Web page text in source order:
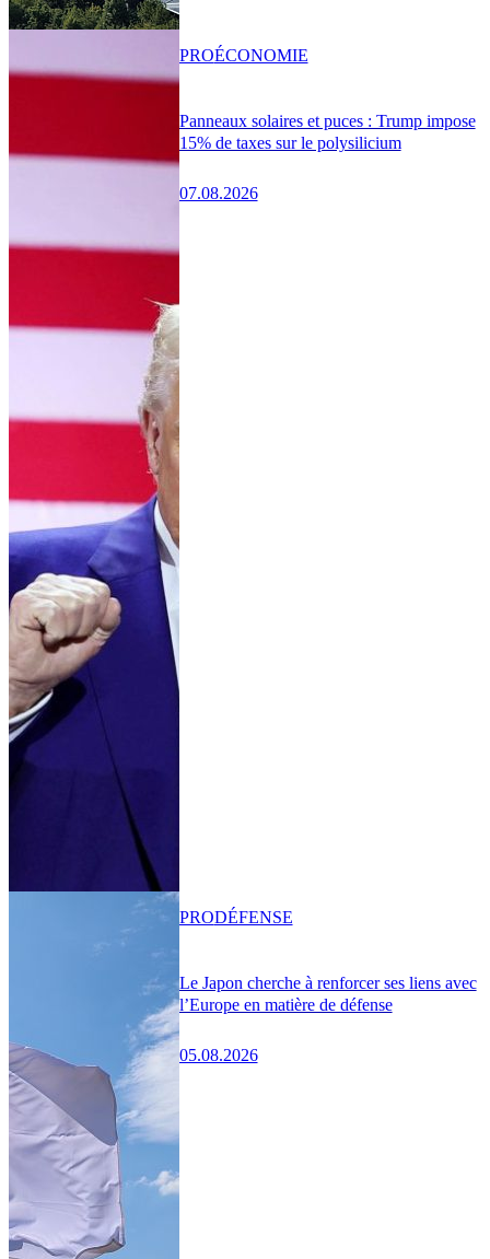
Panneaux solaires et puces : Trump impose
15% de taxes sur le polysilicium
07.08.2026
PROÉCONOMIE
Le Japon cherche à renforcer ses liens avec
l’Europe en matière de défense
05.08.2026
PRODÉFENSE